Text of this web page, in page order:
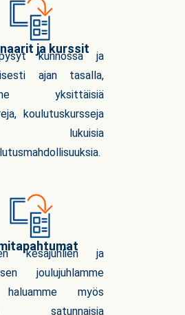
ja kurssit
kunnossa ja
ajan tasalla,
yksittäisiä
koulutuskursseja
kesäjuhlien ja
joulujuhlamme
myös
satunnaisia